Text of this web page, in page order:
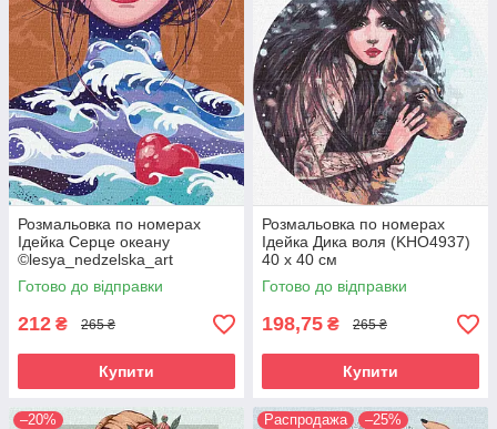
Розмальовка по номерах
Ідейка Серце океану
©lesya_nedzelska_art
(KHO4951) 40 х 40 см
Готово до відправки
212 ₴ 265 ₴
Купити
Розмальовка по номерах
Ідейка Дика воля (KHO4937)
40 х 40 см
Готово до відправки
198,75 ₴ 265 ₴
Купити
–20% Распродажа –25%